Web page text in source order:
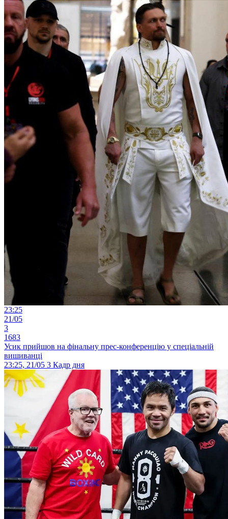
23:25
21/05
3
1683
Усик прийшов на фінальну прес-конференцію у спеціальній
вишиванці
23:25, 21/05 3 Кадр дня